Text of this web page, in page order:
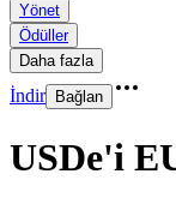
Yönet
Ödüller
Daha fazla
İndir Bağlan
USDe'i